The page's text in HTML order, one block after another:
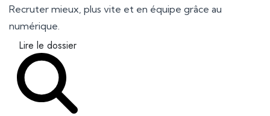
Recruter mieux, plus vite et en équipe grâce au
numérique.
Lire le dossier